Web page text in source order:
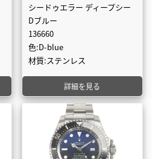
シードゥエラー ディープシー
Dブルー
136660
色:D-blue
材質:ステンレス
詳細を見る